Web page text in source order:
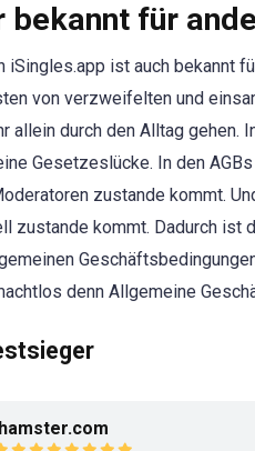
bekannt für
iSingles.app ist auch bekannt
von verzweifelten und
allein durch den Alltag
Gesetzeslücke. In den
zustande kommt.
zustande kommt. Dadurch
denn Allgemeine